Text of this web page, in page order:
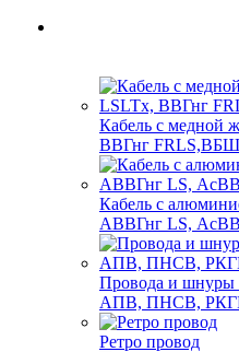
Кабель с медной
ВВГнг
Кабель с
АВВГнг LS,
Провода и
АПВ, ПНСВ,
Ретро провод